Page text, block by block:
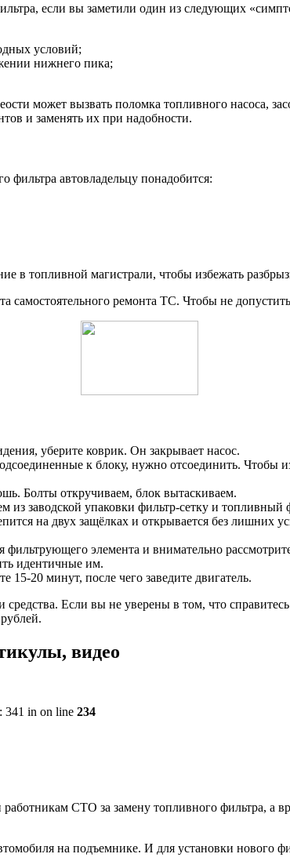
если вы заметили один из следующих
условий;
нижнего пика;
может вызвать поломка топливного насоса,
и заменять их при надобности.
фильтра автовладельцу понадобится:
в топливной магистрали, чтобы избежать
самостоятельного ремонта ТС. Чтобы не
уберите коврик. Он закрывает насос.
к блоку, нужно отсоединить. Чтобы
Болты откручиваем, блок вытаскиваем.
из заводской упаковки фильтр-сетку и топливный
на двух защёлках и открывается без лишних
элемента и внимательно
идентичные им.
20 минут, после чего заведите двигатель.
Если вы не уверены в том, что
видео
341 in on line 234
СТО за замену топливного фильтра,
на подъемнике. И для установки нового